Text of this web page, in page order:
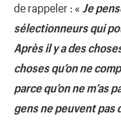
de rappeler : « Je
sélectionneurs qui
Après il y a des
choses qu’on ne
parce qu’on ne m’as
gens ne peuvent pas